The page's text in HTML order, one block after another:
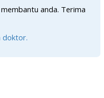
anda. Terima
doktor.